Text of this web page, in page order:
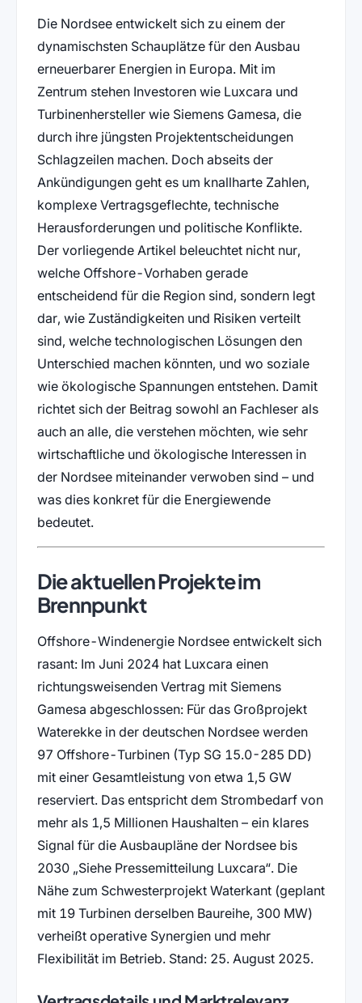
Die Nordsee entwickelt sich zu einem der
dynamischsten Schauplätze für den Ausbau
erneuerbarer Energien in Europa. Mit im
Zentrum stehen Investoren wie Luxcara und
Turbinenhersteller wie Siemens Gamesa, die
durch ihre jüngsten Projektentscheidungen
Schlagzeilen machen. Doch abseits der
Ankündigungen geht es um knallharte Zahlen,
komplexe Vertragsgeflechte, technische
Herausforderungen und politische Konflikte.
Der vorliegende Artikel beleuchtet nicht nur,
welche Offshore-Vorhaben gerade
entscheidend für die Region sind, sondern legt
dar, wie Zuständigkeiten und Risiken verteilt
sind, welche technologischen Lösungen den
Unterschied machen könnten, und wo soziale
wie ökologische Spannungen entstehen. Damit
richtet sich der Beitrag sowohl an Fachleser als
auch an alle, die verstehen möchten, wie sehr
wirtschaftliche und ökologische Interessen in
der Nordsee miteinander verwoben sind – und
was dies konkret für die Energiewende
bedeutet.
Die aktuellen Projekte im
Brennpunkt
Offshore-Windenergie Nordsee entwickelt sich
rasant: Im Juni 2024 hat Luxcara einen
richtungsweisenden Vertrag mit Siemens
Gamesa abgeschlossen: Für das Großprojekt
Waterekke in der deutschen Nordsee werden
97 Offshore-Turbinen (Typ SG 15.0-285 DD)
mit einer Gesamtleistung von etwa 1,5 GW
reserviert. Das entspricht dem Strombedarf von
mehr als 1,5 Millionen Haushalten – ein klares
Signal für die Ausbaupläne der Nordsee bis
2030 Siehe Pressemitteilung Luxcara . Die
Nähe zum Schwesterprojekt Waterkant (geplant
mit 19 Turbinen derselben Baureihe, 300 MW)
verheißt operative Synergien und mehr
Flexibilität im Betrieb. Stand: 25. August 2025.